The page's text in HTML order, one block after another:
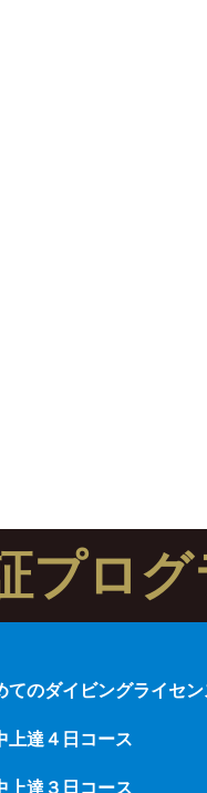
プログ
てのダイビングライセン
上達４日コース
上達３日コース